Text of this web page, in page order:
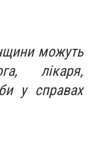
можуть
лікаря,
у справах